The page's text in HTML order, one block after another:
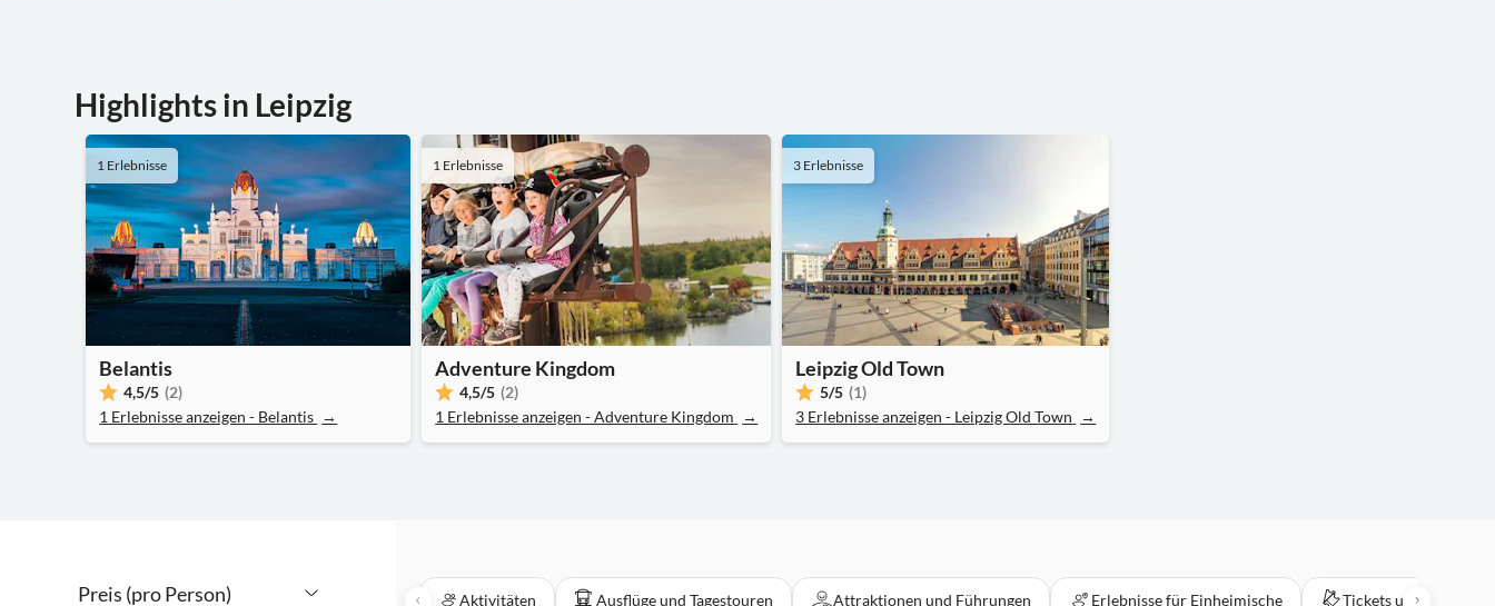
Highlights in Leipzig
1 Erlebnisse
Belantis
4,5/5 (2)
1 Erlebnisse anzeigen - Belantis →
1 Erlebnisse
Adventure Kingdom
4,5/5 (2)
1 Erlebnisse anzeigen - Adventure Kingdom →
3 Erlebnisse
Leipzig Old Town
5/5 (1)
3 Erlebnisse anzeigen - Leipzig Old Town →
Preis (pro Person) Aktivitäten Ausflüge und Tagestouren Attraktionen und Führungen Erlebnisse für Einheimische Tickets und Events